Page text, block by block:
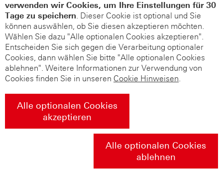
verwenden wir Cookies, um Ihre Einstellungen für 30
Tage zu speichern. Dieser Cookie ist optional und Sie
können auswählen, ob Sie diesen akzeptieren möchten.
Wählen Sie dazu "Alle optionalen Cookies akzeptieren".
Entscheiden Sie sich gegen die Verarbeitung optionaler
Cookies, dann wählen Sie bitte "Alle optionalen Cookies
ablehnen". Weitere Informationen zur Verwendung von
Cookies finden Sie in unseren Cookie Hinweisen.
Alle optionalen Cookies
akzeptieren
Alle optionalen Cookies
ablehnen